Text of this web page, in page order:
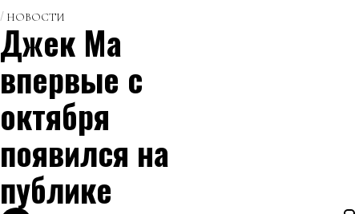
НОВОСТИ
Джек Ма
впервые с
октября
появился на
публике